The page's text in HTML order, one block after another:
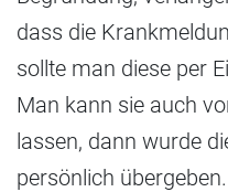
dass die
sollte man diese per
Man kann sie auch
lassen, dann wurde
persönlich